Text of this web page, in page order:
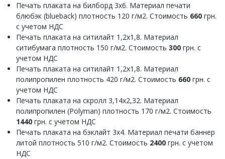
Печать плаката на билборд 3х6. Материал печати
блюбэк (blueback) плотность 120 г/м2. Стоимость 660 грн.
с учетом НДС
Печать плаката на ситилайт 1,2х1,8. Материал
ситибумага плотность 150 г/м2. Стоимость 300 грн. с
учетом НДС
Печать плаката на ситилайт 1,2х1,8. Материал
полипропилен плотность 420 г/м2. Стоимость 660 грн. с
учетом НДС
Печать плаката на скролл 3,14х2,32. Материал
полипропилен (Polyman) плотность 170 г/м2. Стоимость
1440 грн. с учетом НДС
Печать плаката на бэклайт 3х4. Материал печати баннер
литой плотность 510 г/м2. Стоимость 2400 грн. с учетом
НДС